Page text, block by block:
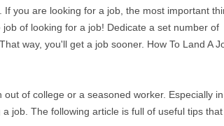
you are looking for a job, the most important
of looking for a job! Dedicate a set number of
way, you'll get a job sooner. How To Land A
of college or a seasoned worker. Especially in
job. The following article is full of useful tips that